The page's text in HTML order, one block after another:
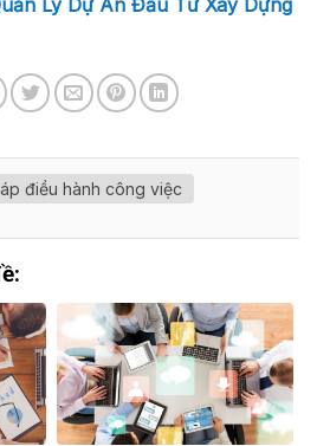
điều hành công việc